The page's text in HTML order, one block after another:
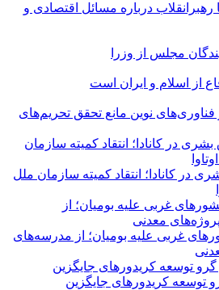
رهبرانقلاب درباره مسائل اقتصادی و
از اسلام و ایران است
نوین مانع تحقق تحریم‌های
در کانادا؛ انتقاد کمیته سازمان ملل
غربی علیه بومیان؛ از مدرسه‌های
توسعه کریدورهای جایگزین